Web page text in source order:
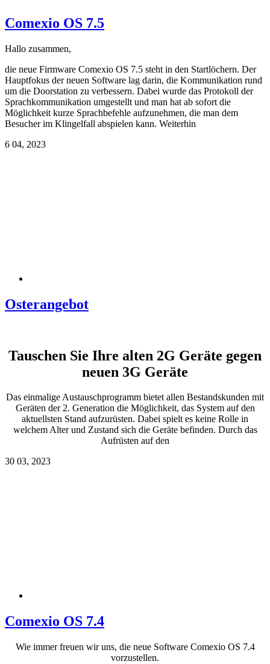
Comexio OS 7.5
Hallo zusammen,
die neue Firmware Comexio OS 7.5 steht in den Startlöchern. Der
Hauptfokus der neuen Software lag darin, die Kommunikation rund
um die Doorstation zu verbessern. Dabei wurde das Protokoll der
Sprachkommunikation umgestellt und man hat ab sofort die
Möglichkeit kurze Sprachbefehle aufzunehmen, die man dem
Besucher im Klingelfall abspielen kann. Weiterhin
6 04, 2023
Osterangebot
Tauschen Sie Ihre alten 2G Geräte gegen
neuen 3G Geräte
Das einmalige Austauschprogramm bietet allen Bestandskunden mit
Geräten der 2. Generation die Möglichkeit, das System auf den
aktuellsten Stand aufzurüsten. Dabei spielt es keine Rolle in
welchem Alter und Zustand sich die Geräte befinden. Durch das
Aufrüsten auf den
30 03, 2023
Comexio OS 7.4
Wie immer freuen wir uns, die neue Software Comexio OS 7.4
vorzustellen.